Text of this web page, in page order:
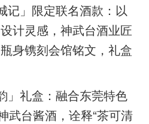
」限定联名酒款：以
计灵感，神武台酒业匠
身镌刻会馆铭文，礼盒
礼盒：融合东莞特色
武台酱酒，诠释“茶可清